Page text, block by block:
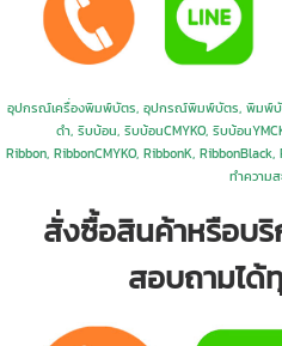
อุปกรณ์เครื่องพิมพ์บัตร, อุปกรณ์พิมพ์บัตร, พิมพ์บั
ดำ, ริบบ้อน, ริบบ้อนCMYKO, ริบบ้อน
Ribbon, RibbonCMYKO, RibbonK, RibbonBlack,
ทำความส
สั่งซื้อสินค้าหรือบริ
สอบถามได้